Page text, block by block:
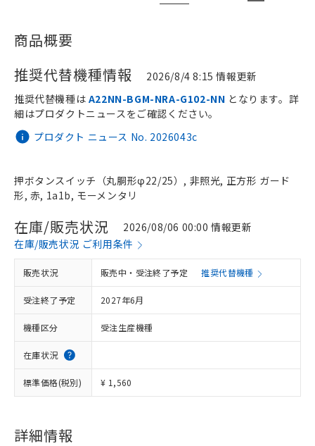
商品概要
推奨代替機種情報
2026/8/4 8:15 情報更新
プロダクト ニュース No. 2026043c
推奨代替機種は A22NN-BGM-NRA-G102-NN となります。詳
細はプロダクトニュースをご確認ください。
押ボタンスイッチ（丸胴形φ22/25）, 非照光, 正方形 ガード
形, 赤, 1a1b, モーメンタリ
在庫/販売状況
2026/08/06 00:00 情報更新
在庫/販売状況 ご利用条件
販売状況 販売中・受注終了予定 推奨代替機種
受注終了予定 2027年6月
機種区分 受注生産機種
在庫状況
標準価格(税別) ¥ 1,560
詳細情報